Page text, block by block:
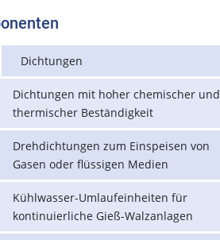
Dichtungen
Dichtungen mit hoher chemischer und
thermischer Beständigkeit
Drehdichtungen zum Einspeisen von
Gasen oder flüssigen Medien
Kühlwasser-Umlaufeinheiten für
kontinuierliche Gieß-Walzanlagen